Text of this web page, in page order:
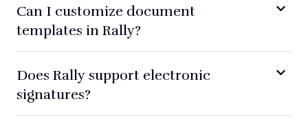
Can I customize document
templates in Rally?
Does Rally support electronic
signatures?